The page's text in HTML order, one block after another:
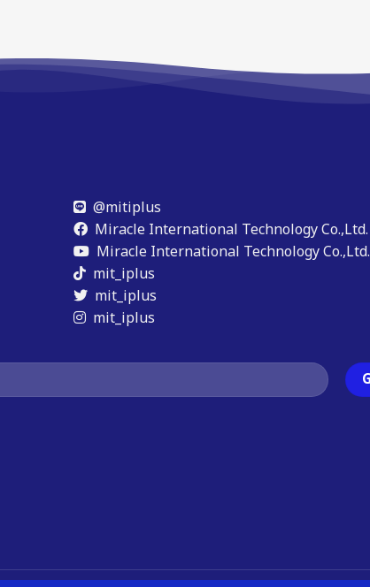
@mitiplus
Miracle International Technology Co.,Ltd.
Miracle International Technology Co.,Ltd.
mit_iplus
mit_iplus
mit_iplus